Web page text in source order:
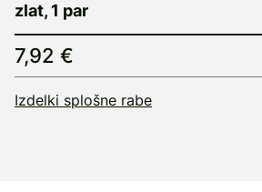
zlat, 1 par
7,92 €
Izdelki splošne rabe